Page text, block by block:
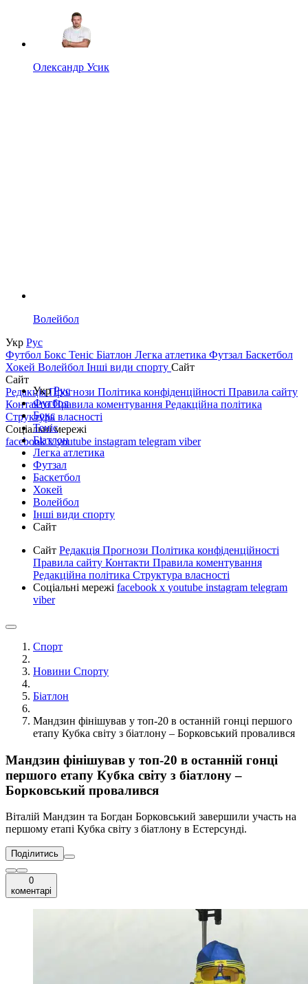
Олександр Усик
Волейбол
Укр Рус
Футбол Бокс Теніс Біатлон Легка атлетика Футзал Баскетбол
Хокей Волейбол Інші види спорту Сайт
Сайт
РедакціяПрогнози Політика конфіденційності Правила сайту
КонтактиПравила коментування Редакційна політика
Структура власності
Соціальні мережі
facebookxyoutube instagram telegram viber
УкрРус
Футбол
Бокс
Теніс
Біатлон
Легка атлетика
Футзал
Баскетбол
Хокей
Волейбол
Інші види спорту
Сайт
Сайт Редакція Прогнози Політика конфіденційності
Правила сайту Контакти Правила коментування
Редакційна політика Структура власності
Соціальні мережі facebook x youtube instagram telegram
viber
Спорт
Новини Спорту
Біатлон
Мандзин фінішував у топ-20 в останній гонці першого
етапу Кубка світу з біатлону – Борковський провалився
Мандзин фінішував у топ-20 в останній гонці
першого етапу Кубка світу з біатлону –
Борковський провалився
Віталій Мандзин та Богдан Борковський завершили участь на
першому етапі Кубка світу з біатлону в Естерсунді.
Поділитись
0
коментарі